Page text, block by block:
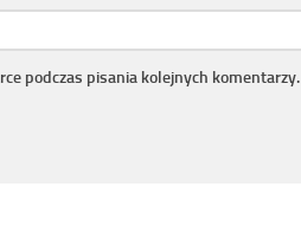
podczas pisania kolejnych komentarzy.